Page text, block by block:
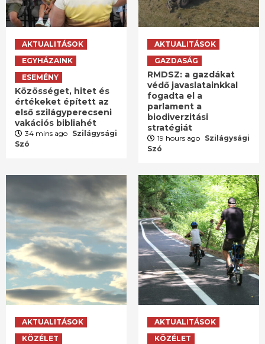
AKTUALITÁSOK
EGYHÁZAINK
ESEMÉNY
Közösséget, hitet és
értékeket épített az
első szilágyperecseni
vakációs bibliahét
34 mins ago Szilágysági
Szó
AKTUALITÁSOK
GAZDASÁG
RMDSZ: a gazdákat
védő javaslatainkkal
fogadta el a
parlament a
biodiverzitási
stratégiát
19 hours ago Szilágysági
Szó
AKTUALITÁSOK
KÖZÉLET
AKTUALITÁSOK
KÖZÉLET